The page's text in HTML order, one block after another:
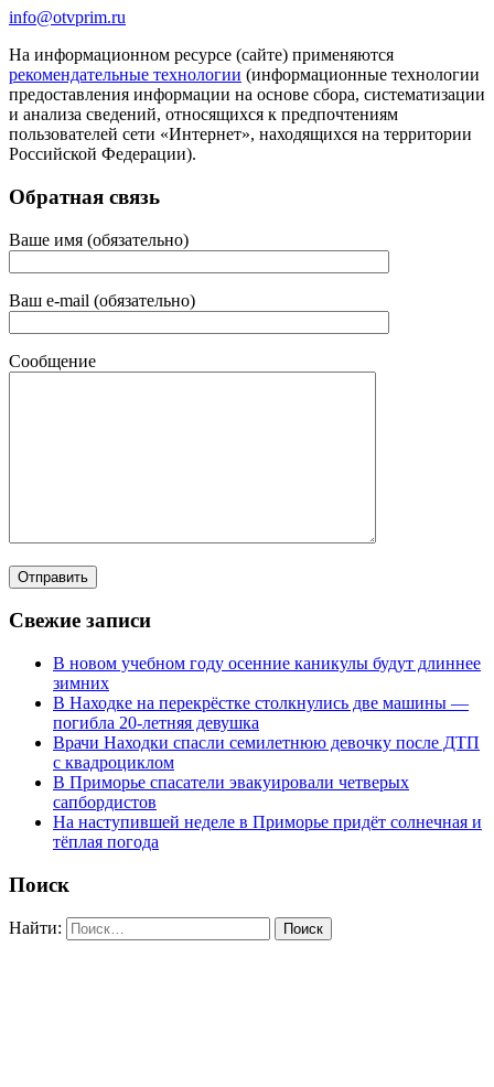
info@otvprim.ru
На информационном ресурсе (сайте) применяются
рекомендательные технологии (информационные технологии
предоставления информации на основе сбора, систематизации
и анализа сведений, относящихся к предпочтениям
пользователей сети «Интернет», находящихся на территории
Российской Федерации).
Обратная связь
Ваше имя (обязательно)
Ваш e-mail (обязательно)
Сообщение
Свежие записи
В новом учебном году осенние каникулы будут длиннее
зимних
В Находке на перекрёстке столкнулись две машины —
погибла 20-летняя девушка
Врачи Находки спасли семилетнюю девочку после ДТП
с квадроциклом
В Приморье спасатели эвакуировали четверых
сапбордистов
На наступившей неделе в Приморье придёт солнечная и
тёплая погода
Поиск
Найти: